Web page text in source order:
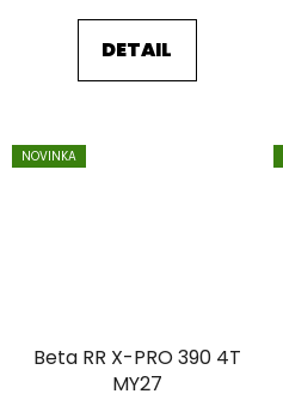
DETAIL
NOVINKA
Beta RR X-PRO 390 4T
MY27